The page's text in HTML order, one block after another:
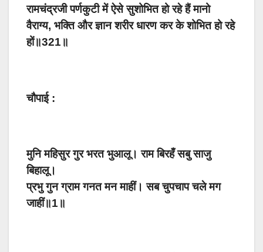
रामचंद्रजी पर्णकुटी में ऐसे सुशोभित हो रहे हैं मानो
वैराग्य, भक्ति और ज्ञान शरीर धारण कर के शोभित हो रहे
हों॥321॥
चौपाई :
मुनि महिसुर गुर भरत भुआलू। राम बिरहँ सबु साजु
बिहालू।
प्रभु गुन ग्राम गनत मन माहीं। सब चुपचाप चले मग
जाहीं॥1॥